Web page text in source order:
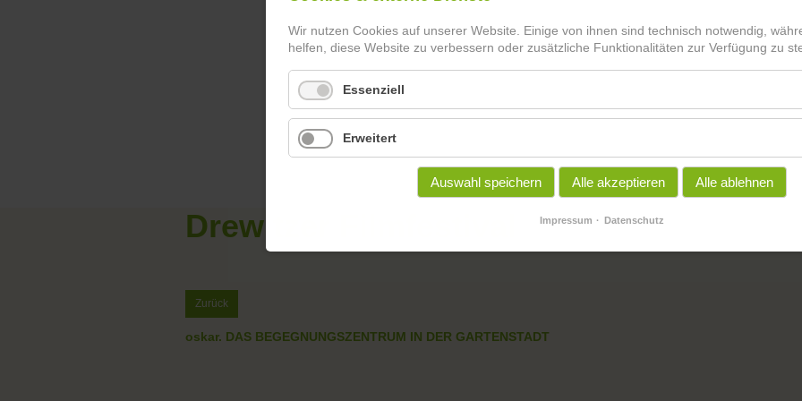
Drewitzer Filmfestival
Zurück
oskar. DAS BEGEGNUNGSZENTRUM IN DER GARTENSTADT
Wir nutzen Cookies auf unserer Website. Einige von ihnen sind technisch notwendig,
helfen, diese Website zu verbessern oder zusätzliche Funktionalitäten zur Verfügung zu
Essenziell
Erweitert
Auswahl speichern Alle akzeptieren Alle ablehnen
Impressum Datenschutz